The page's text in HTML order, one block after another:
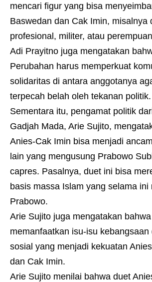
mencari figur yang bisa
Baswedan dan Cak Imin, misalnya
profesional, militer, atau
Adi Prayitno juga mengatakan
Perubahan harus memperkuat
solidaritas di antara anggotanya
terpecah belah oleh tekanan politik.
Sementara itu, pengamat politik
Gadjah Mada, Arie Sujito,
Anies-Cak Imin bisa menjadi
lain yang mengusung Prabowo
capres. Pasalnya, duet ini bisa
basis massa Islam yang selama ini
Prabowo.
Arie Sujito juga mengatakan
memanfaatkan isu-isu kebangsaan
sosial yang menjadi kekuatan
dan Cak Imin.
Arie Sujito menilai bahwa duet